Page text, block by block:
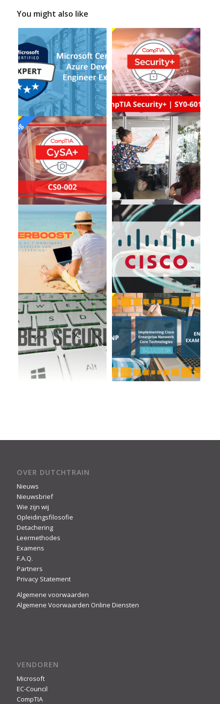
You might also like
OVER DUTCHTRAIN
Nieuws
Nieuwsbrief
Wie zijn wij
Opleidingsfilosofie
Detachering
Leermethodes
Examens
F.A.Q.
Partners
Privacy Statement
Algemene voorwaarden
Algemene Voorwaarden Online Diensten
VENDOREN
Microsoft
EC-Council
CompTIA